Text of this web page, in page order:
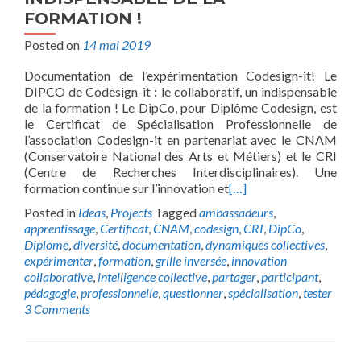
FORMATION !
Posted on 14 mai 2019
Documentation de l’expérimentation Codesign-it! Le
DIPCO de Codesign-it : le collaboratif, un indispensable
de la formation ! Le DipCo, pour Diplôme Codesign, est
le Certificat de Spécialisation Professionnelle de
l’association Codesign-it en partenariat avec le CNAM
(Conservatoire National des Arts et Métiers) et le CRI
(Centre de Recherches Interdisciplinaires). Une
formation continue sur l’innovation et[…]
Posted in Ideas, Projects Taggedambassadeurs,
apprentissage,Certificat,CNAM,codesign,CRI, DipCo,
Diplome,diversité,documentation,dynamiques collectives,
expérimenter,formation,grille inversée, innovation
collaborative, intelligence collective,partager,participant,
pédagogie,professionnelle,questionner,spécialisation,tester
3 Comments